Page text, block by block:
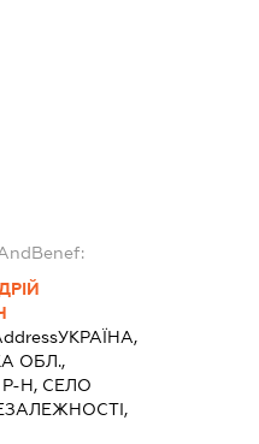
УКРАЇНА,
ОБЛ.,
Н, СЕЛО